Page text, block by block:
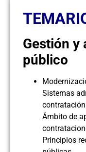
Gestión y
público
Sistemas
Ámbito de
Principios